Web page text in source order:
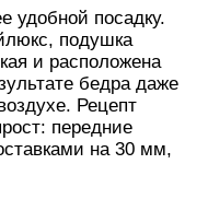
удобной посадку.
подушка
и расположена
бедра даже
Рецепт
передние
на 30 мм,